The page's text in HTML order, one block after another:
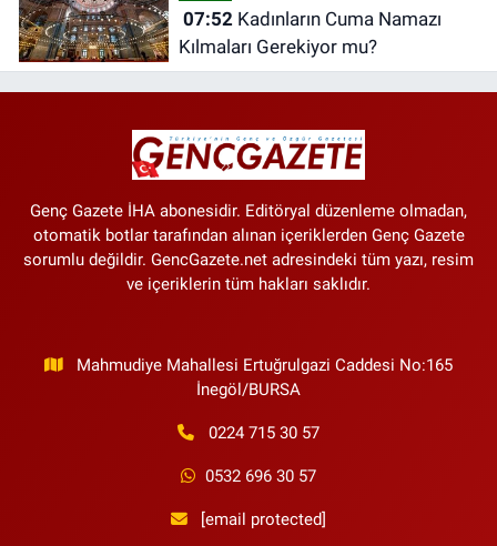
07:52Kadınların Cuma Namazı
Kılmaları Gerekiyor mu?
Genç Gazete İHA abonesidir. Editöryal düzenleme olmadan,
otomatik botlar tarafından alınan içeriklerden Genç Gazete
sorumlu değildir. GencGazete.net adresindeki tüm yazı, resim
ve içeriklerin tüm hakları saklıdır.
Mahmudiye Mahallesi Ertuğrulgazi Caddesi No:165
İnegöl/BURSA
0224 715 30 57
0532 696 30 57
[email protected]